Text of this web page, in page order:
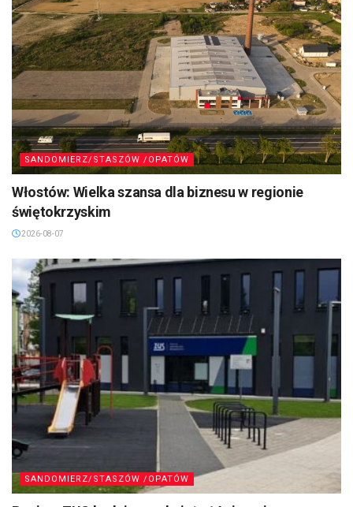
SANDOMIERZ/STASZÓW /OPATÓW
Włostów: Wielka szansa dla biznesu w regionie
świętokrzyskim
2026-08-07
SANDOMIERZ/STASZÓW /OPATÓW